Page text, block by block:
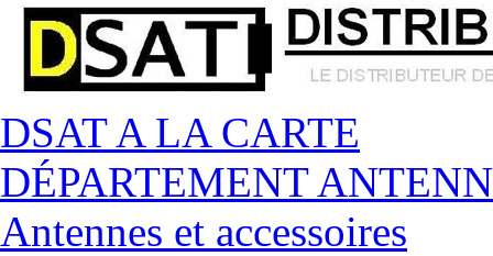
DSAT A LA CARTE
DÉPARTEMENT
Antennes et accessoires